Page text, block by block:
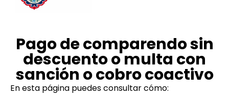
Pago de comparendo sin
descuento o multa con
sanción o cobro coactivo
En esta página puedes consultar cómo: